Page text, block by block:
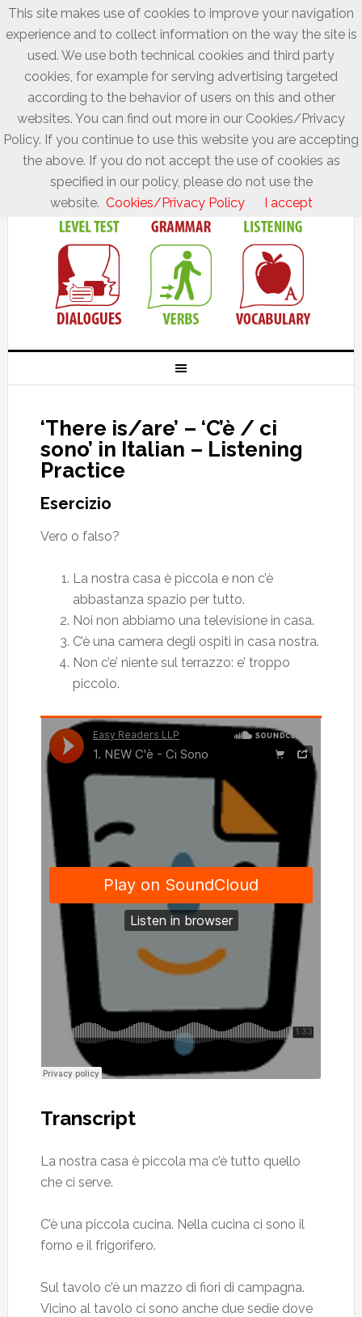
‘There is/are’ – ‘C’è / ci
sono’ in Italian – Listening
Practice
Esercizio
Vero o falso?
La nostra casa è piccola e non c’è
abbastanza spazio per tutto.
Noi non abbiamo una televisione in casa.
C’è una camera degli ospiti in casa nostra.
Non c’e’ niente sul terrazzo: e’ troppo
piccolo.
Transcript
La nostra casa è piccola ma c’è tutto quello
che ci serve.
C’è una piccola cucina. Nella cucina ci sono il
forno e il frigorifero.
Sul tavolo c’è un mazzo di fiori di campagna.
Vicino al tavolo ci sono anche due sedie dove
This site makes use of cookies to improve your navigation
experience and to collect information on the way the site is
used. We use both technical cookies and third party
cookies, for example for serving advertising targeted
according to the behavior of users on this and other
websites. You can find out more in our Cookies/Privacy
Policy. If you continue to use this website you are accepting
the above. If you do not accept the use of cookies as
specified in our policy, please do not use the
website. Cookies/Privacy Policy I accept